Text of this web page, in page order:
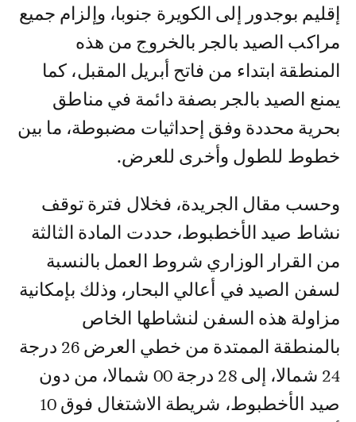
إقليم بوجدور إلى الكويرة جنوبا، وإلزام جميع
مراكب الصيد بالجر بالخروج من هذه
المنطقة ابتداء من فاتح أبريل المقبل، كما
يمنع الصيد بالجر بصفة دائمة في مناطق
بحرية محددة وفق إحداثيات مضبوطة، ما بين
خطوط للطول وأخرى للعرض.
وحسب مقال الجريدة، فخلال فترة توقف
نشاط صيد الأخطبوط، حددت المادة الثالثة
من القرار الوزاري شروط العمل بالنسبة
لسفن الصيد في أعالي البحار، وذلك بإمكانية
مزاولة هذه السفن لنشاطها الخاص
بالمنطقة الممتدة من خطي العرض 26 درجة
24 شمالا، إلى 28 درجة 00 شمالا، من دون
صيد الأخطبوط، شريطة الاشتغال فوق 10